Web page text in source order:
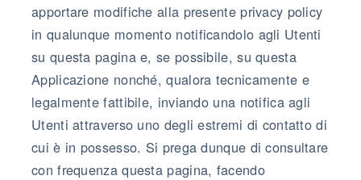
apportare modifiche alla presente privacy policy
in qualunque momento notificandolo agli Utenti
su questa pagina e, se possibile, su questa
Applicazione nonché, qualora tecnicamente e
legalmente fattibile, inviando una notifica agli
Utenti attraverso uno degli estremi di contatto di
cui è in possesso. Si prega dunque di consultare
con frequenza questa pagina, facendo